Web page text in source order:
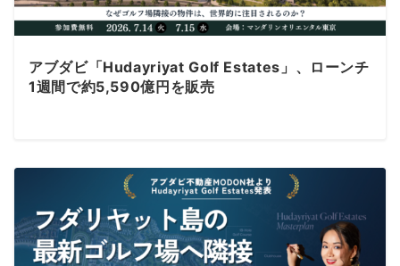
アブダビ「Hudayriyat Golf Estates」、ローンチ
1週間で約5,590億円を販売